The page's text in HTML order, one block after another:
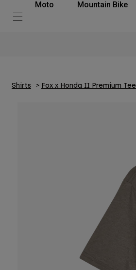
Moto Mountain Bike
Shirts Fox x Honda II Premium Tee